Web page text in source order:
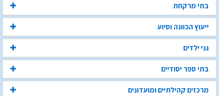
בתי מרקחת
ייעוץ הכוונה וסיוע
גני ילדים
בתי ספר יסודיים
מרכזים קהילתיים ומועדונים